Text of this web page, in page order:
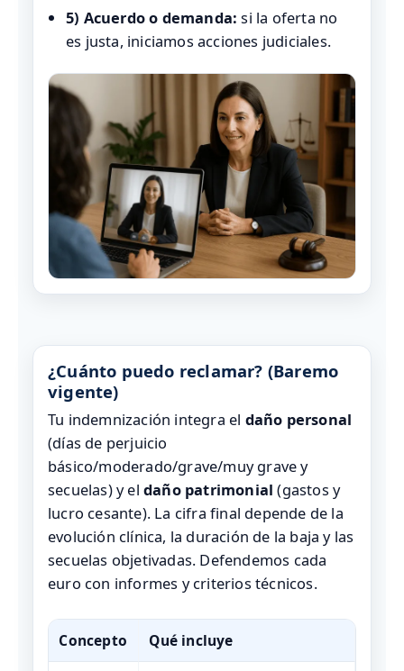
5) Acuerdo o demanda: si la oferta no
es justa, iniciamos acciones judiciales.
¿Cuánto puedo reclamar? (Baremo
vigente)
Tu indemnización integra el daño personal
(días de perjuicio
básico/moderado/grave/muy grave y
secuelas) y el daño patrimonial (gastos y
lucro cesante). La cifra final depende de la
evolución clínica, la duración de la baja y las
secuelas objetivadas. Defendemos cada
euro con informes y criterios técnicos.
Concepto Qué incluye